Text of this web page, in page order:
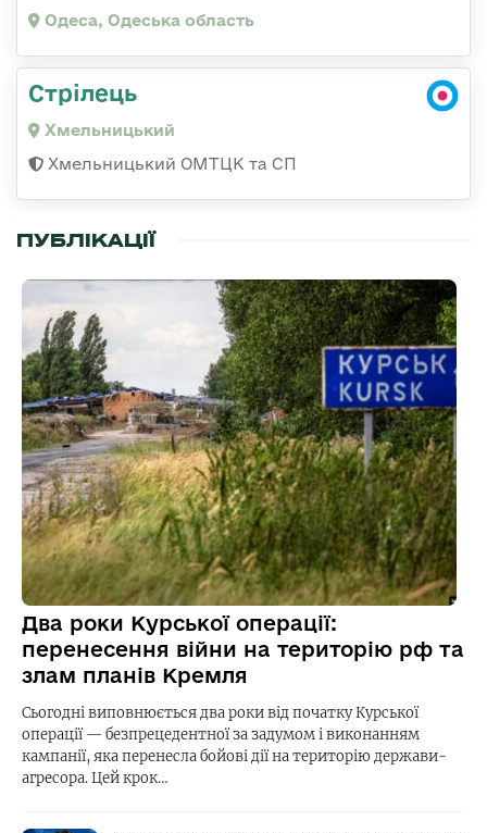
Одеса, Одеська область
Стрілець
Хмельницький
Хмельницький ОМТЦК та СП
ПУБЛІКАЦІЇ
Два роки Курської операції:
перенесення війни на територію рф та
злам планів Кремля
Сьогодні виповнюється два роки від початку Курської
операції — безпрецедентної за задумом і виконанням
кампанії, яка перенесла бойові дії на територію держави-
агресора. Цей крок…